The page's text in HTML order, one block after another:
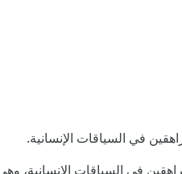
في السياقات الإنسانية.
في السياقات